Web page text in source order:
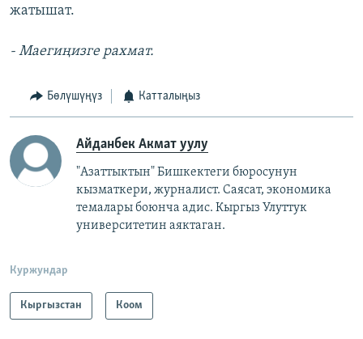
жатышат.
- Маегиңизге рахмат.
Бөлүшүңүз Катталыңыз
Айданбек Акмат уулу
"Азаттыктын" Бишкектеги бюросунун
кызматкери, журналист. Саясат, экономика
темалары боюнча адис. Кыргыз Улуттук
университетин аяктаган.
Куржундар
Кыргызстан Коом